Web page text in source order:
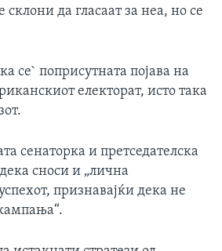
склони да гласаат за неа, но се
се` поприсутната појава на
електорат, исто така
сенаторка и претседателска
сноси и „лична
признавајќи дека не